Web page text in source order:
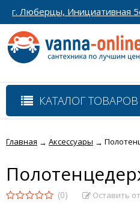
г. Люберцы, Инициативная
КАТАЛОГ ТОВАРОВ
Главная → Аксессуары →
(0) Оставить